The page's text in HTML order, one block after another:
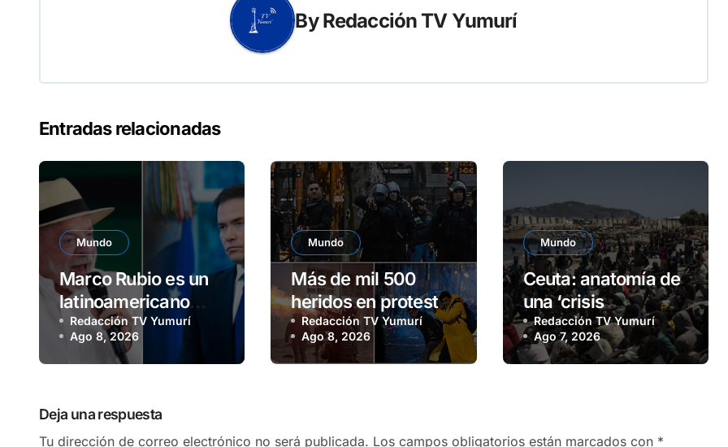
ByRedacción TV Yumurí
Entradas relacionadas
Mundo
Marco Rubio es un
latinoamericano
frustrado, afirma
Lula
Redacción TV Yumurí
Ago 8, 2026
Mundo
Más de mil 500
heridos en protesta
frente al Congreso
argentino
Redacción TV Yumurí
Ago 8, 2026
Mundo
Ceuta: anatomía de
una ‘crisis
migratoria’
Redacción TV Yumurí
Ago 7, 2026
Deja una respuesta
Tu dirección de correo electrónico no será publicada. Los campos obligatorios están marcados con *